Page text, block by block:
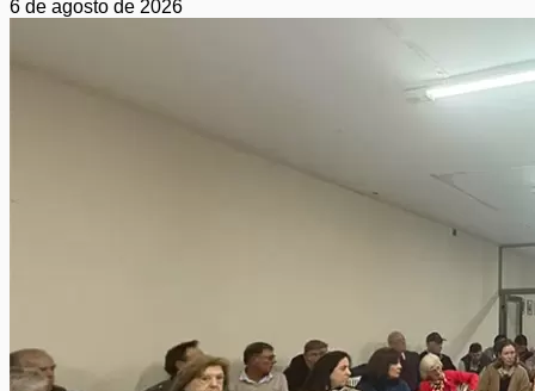
6 de agosto de 2026